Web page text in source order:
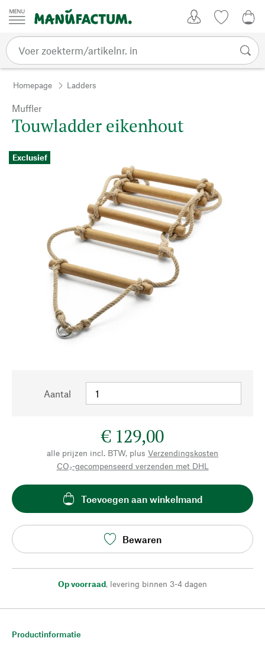
Passer au contenu
Homepage Ladders
Muffler
Touwladder eikenhout
Exclusief
Aantal
€ 129,00
alle prijzen incl. BTW, plus Verzendingskosten
CO₂-gecompenseerd verzenden met DHL
Toevoegen aan winkelmand
Bewaren
Op voorraad, levering binnen 3-4 dagen
Productinformatie